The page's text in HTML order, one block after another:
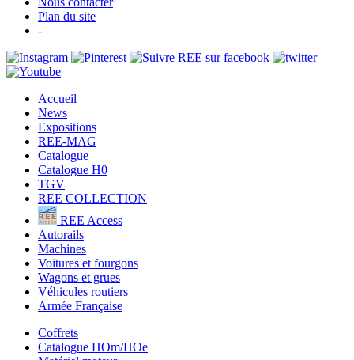
Plan du site
-
Accueil
News
Expositions
REE-MAG
Catalogue
Catalogue H0
TGV
REE COLLECTION
REE Access
Autorails
Machines
Voitures et fourgons
Wagons et grues
Véhicules routiers
Armée Française
Coffrets
Catalogue HOm/HOe